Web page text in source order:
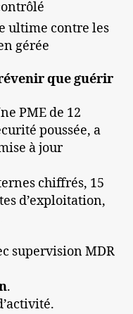
ultime contre les
gérée
que guérir
PME de 12
poussée, a
à jour
chiffrés, 15
d’exploitation,
supervision MDR
.